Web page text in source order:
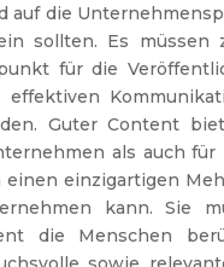
auf die
sollten. Es müssen
für die
Guter Content
als auch für
einen einzigartigen
kann. Sie
die Menschen